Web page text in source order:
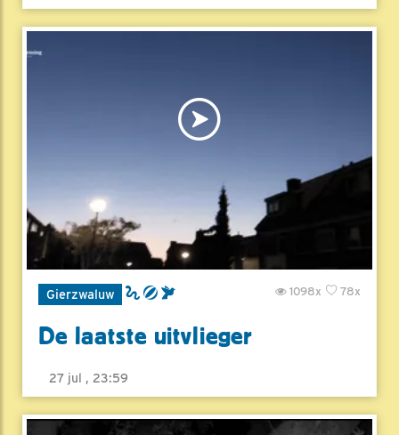
Gierzwaluw 78x
1098x
De laatste uitvlieger
27 jul , 23:59